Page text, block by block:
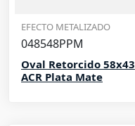
EFECTO METALIZADO
048548PPM
Oval Retorcido 58x43
ACR Plata Mate